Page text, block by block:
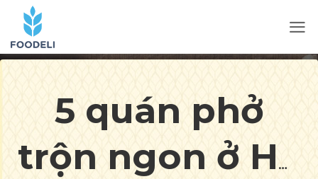
5 quán phở
trộn ngon ở Hà